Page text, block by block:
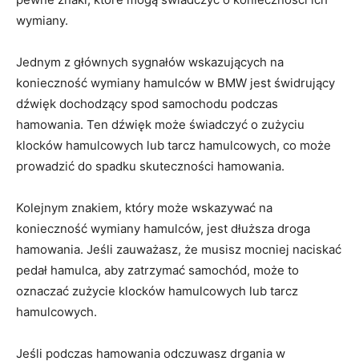
wymiany.
Jednym ⁣z głównych sygnałów wskazujących na
konieczność wymiany hamulców w BMW jest świdrujący
dźwięk dochodzący spod samochodu podczas‌
hamowania. Ten dźwięk może świadczyć o zużyciu
klocków hamulcowych lub tarcz ⁣hamulcowych, co może
prowadzić do spadku skuteczności⁣ hamowania.
Kolejnym​ znakiem, który może wskazywać​ na
konieczność wymiany hamulców, jest ‌dłuższa droga
hamowania. Jeśli⁢ zauważasz, że musisz ‍mocniej naciskać​
pedał hamulca,⁤ aby zatrzymać samochód, może to
oznaczać zużycie ⁢klocków hamulcowych lub tarcz
hamulcowych.
Jeśli podczas ⁢hamowania odczuwasz drgania w